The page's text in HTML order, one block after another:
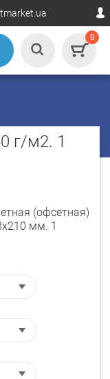
0
г/м2. 1
(офсетная)
мм. 1